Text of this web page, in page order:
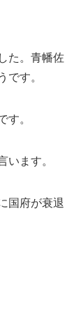
た。青幡佐
です。
す。
います。
国府が衰退